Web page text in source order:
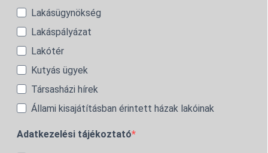
Lakásügynökség
Lakáspályázat
Lakótér
Kutyás ügyek
Társasházi hírek
Állami kisajátításban érintett házak lakóinak
Adatkezelési tájékoztató